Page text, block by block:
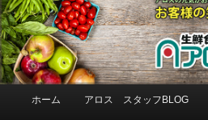
メインコンテンツへ移動
サブコンテンツへ移動
ホーム アロス スタッフBLOG